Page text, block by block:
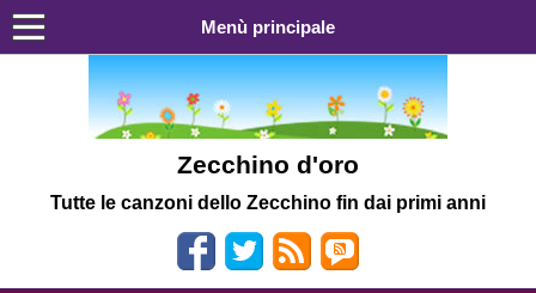
Menù principale
Zecchino d'oro
Tutte le canzoni dello Zecchino fin dai primi anni